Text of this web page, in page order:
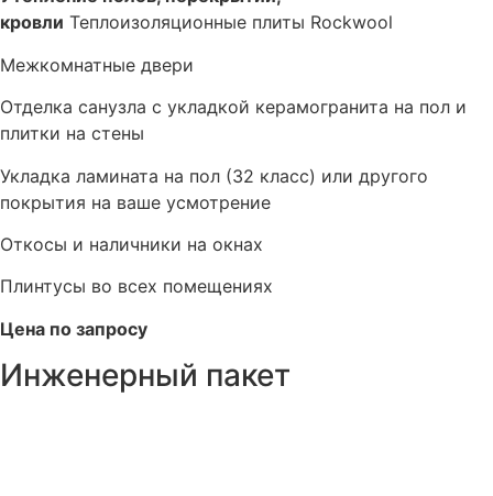
кровли Теплоизоляционные плиты Rockwool
Межкомнатные двери
Отделка санузла с укладкой керамогранита на пол и
плитки на стены
Укладка ламината на пол (32 класс) или другого
покрытия на ваше усмотрение
Откосы и наличники на окнах
Плинтусы во всех помещениях
Цена по запросу
Инженерный пакет